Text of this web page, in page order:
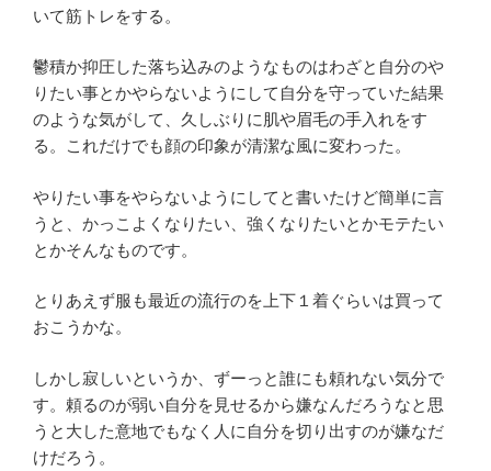
いて筋トレをする。
鬱積か抑圧した落ち込みのようなものはわざと自分のや
りたい事とかやらないようにして自分を守っていた結果
のような気がして、久しぶりに肌や眉毛の手入れをす
る。これだけでも顔の印象が清潔な風に変わった。
やりたい事をやらないようにしてと書いたけど簡単に言
うと、かっこよくなりたい、強くなりたいとかモテたい
とかそんなものです。
とりあえず服も最近の流行のを上下１着ぐらいは買って
おこうかな。
しかし寂しいというか、ずーっと誰にも頼れない気分で
す。頼るのが弱い自分を見せるから嫌なんだろうなと思
うと大した意地でもなく人に自分を切り出すのが嫌なだ
けだろう。